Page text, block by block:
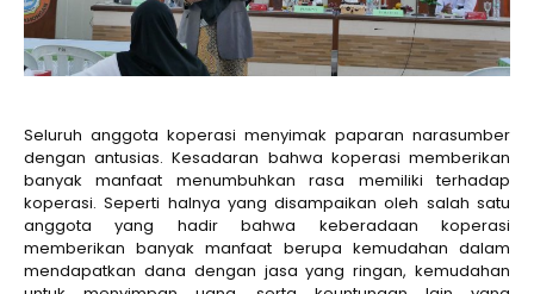
Seluruh anggota koperasi menyimak paparan narasumber
dengan antusias. Kesadaran bahwa koperasi memberikan
banyak manfaat menumbuhkan rasa memiliki terhadap
koperasi. Seperti halnya yang disampaikan oleh salah satu
anggota yang hadir bahwa keberadaan koperasi
memberikan banyak manfaat berupa kemudahan dalam
mendapatkan dana dengan jasa yang ringan, kemudahan